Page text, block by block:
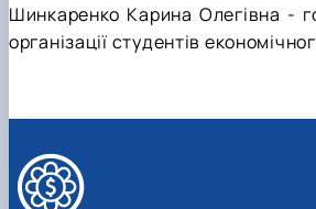
Шинкаренко Карина Олегівна -
організації студентів